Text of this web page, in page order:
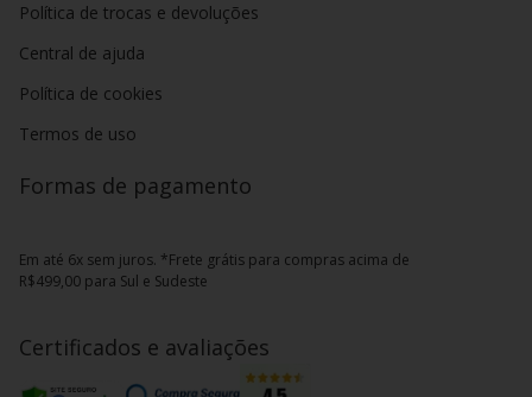
Política de trocas e devoluções
Central de ajuda
Política de cookies
Termos de uso
Formas de pagamento
Em até 6x sem juros. *Frete grátis para compras acima de
R$499,00 para Sul e Sudeste
Certificados e avaliações